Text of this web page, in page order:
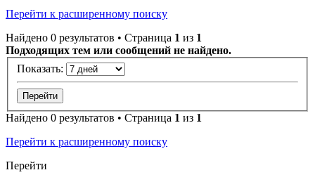
Перейти к расширенному поиску
Найдено 0 результатов • Страница 1 из 1
Подходящих тем или сообщений не найдено.
Показать:
Найдено 0 результатов • Страница 1 из 1
Перейти к расширенному поиску
Перейти